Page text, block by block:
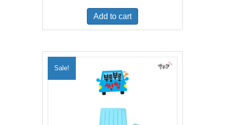
was:
$230.00.
is:
Add to cart
Sale!